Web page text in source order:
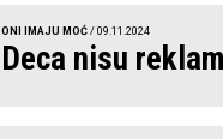
ONI IMAJU MOĆ / 09.11.2024
Deca nisu